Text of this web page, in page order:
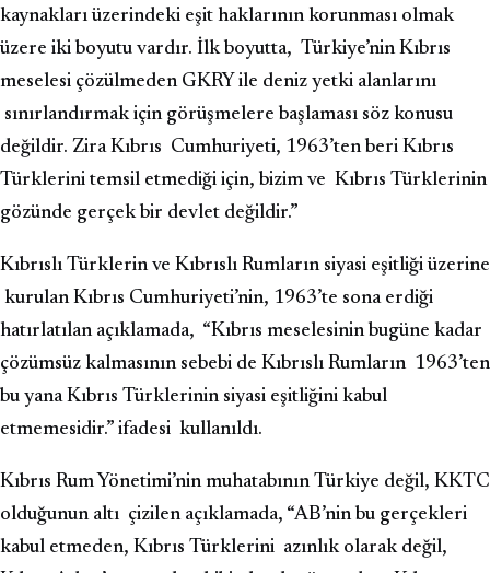
kaynakları üzerindeki eşit haklarının korunması olmak
üzere iki boyutu vardır. İlk boyutta, Türkiye’nin Kıbrıs
meselesi çözülmeden GKRY ile deniz yetki alanlarını
sınırlandırmak için görüşmelere başlaması söz konusu
değildir. Zira Kıbrıs Cumhuriyeti, 1963’ten beri Kıbrıs
Türklerini temsil etmediği için, bizim ve Kıbrıs Türklerinin
gözünde gerçek bir devlet değildir.”
Kıbrıslı Türklerin ve Kıbrıslı Rumların siyasi eşitliği üzerine
kurulan Kıbrıs Cumhuriyeti’nin, 1963’te sona erdiği
hatırlatılan açıklamada, “Kıbrıs meselesinin bugüne kadar
çözümsüz kalmasının sebebi de Kıbrıslı Rumların 1963’ten
bu yana Kıbrıs Türklerinin siyasi eşitliğini kabul
etmemesidir.” ifadesi kullanıldı.
Kıbrıs Rum Yönetimi’nin muhatabının Türkiye değil, KKTC
olduğunun altı çizilen açıklamada, “AB’nin bu gerçekleri
kabul etmeden, Kıbrıs Türklerini azınlık olarak değil,